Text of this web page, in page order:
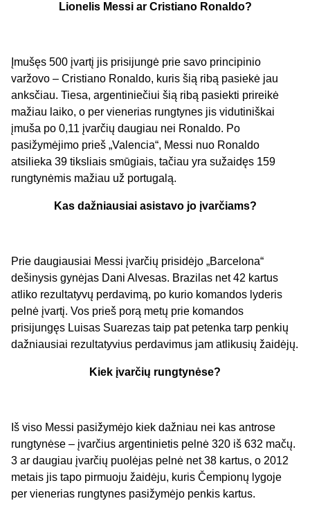
Lionelis Messi ar Cristiano Ronaldo?
Įmušęs 500 įvartį jis prisijungė prie savo principinio
varžovo – Cristiano Ronaldo, kuris šią ribą pasiekė jau
anksčiau. Tiesa, argentiniečiui šią ribą pasiekti prireikė
mažiau laiko, o per vienerias rungtynes jis vidutiniškai
įmuša po 0,11 įvarčių daugiau nei Ronaldo. Po
pasižymėjimo prieš „Valencia“, Messi nuo Ronaldo
atsilieka 39 tiksliais smūgiais, tačiau yra sužaidęs 159
rungtynėmis mažiau už portugalą.
Kas dažniausiai asistavo jo įvarčiams?
Prie daugiausiai Messi įvarčių prisidėjo „Barcelona“
dešinysis gynėjas Dani Alvesas. Brazilas net 42 kartus
atliko rezultatyvų perdavimą, po kurio komandos lyderis
pelnė įvartį. Vos prieš porą metų prie komandos
prisijungęs Luisas Suarezas taip pat petenka tarp penkių
dažniausiai rezultatyvius perdavimus jam atlikusių žaidėjų.
Kiek įvarčių rungtynėse?
Iš viso Messi pasižymėjo kiek dažniau nei kas antrose
rungtynėse – įvarčius argentinietis pelnė 320 iš 632 mačų.
3 ar daugiau įvarčių puolėjas pelnė net 38 kartus, o 2012
metais jis tapo pirmuoju žaidėju, kuris Čempionų lygoje
per vienerias rungtynes pasižymėjo penkis kartus.